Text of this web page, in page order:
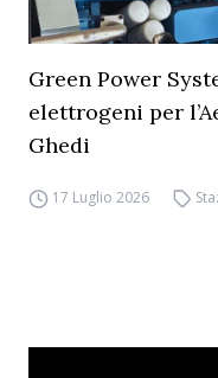
Green Power
elettrogeni per
Ghedi
17 Luglio 2026